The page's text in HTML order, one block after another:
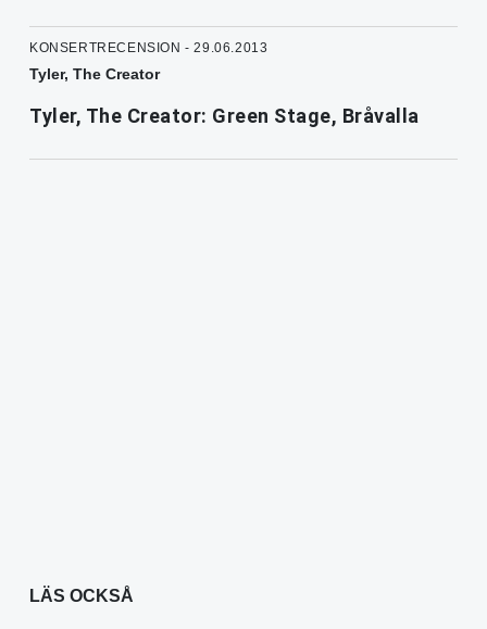
KONSERTRECENSION - 29.06.2013
Tyler, The Creator
Tyler, The Creator: Green Stage, Bråvalla
LÄS OCKSÅ